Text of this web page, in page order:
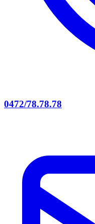
0472/78.78.78